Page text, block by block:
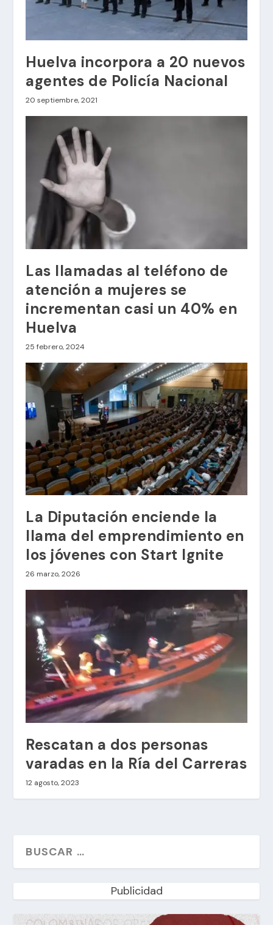
Huelva incorpora a 20 nuevos
agentes de Policía Nacional
20 septiembre, 2021
Las llamadas al teléfono de
atención a mujeres se
incrementan casi un 40% en
Huelva
25 febrero, 2024
La Diputación enciende la
llama del emprendimiento en
los jóvenes con Start Ignite
26 marzo, 2026
Rescatan a dos personas
varadas en la Ría del Carreras
12 agosto, 2023
Publicidad